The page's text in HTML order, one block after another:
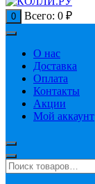
0 Всего: 0 ₽
О нас
Доставка
Оплата
Контакты
Акции
Мой аккаунт